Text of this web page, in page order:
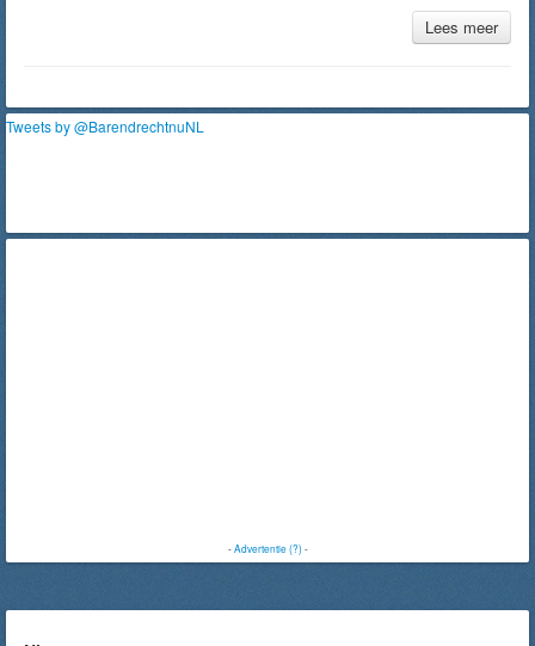
Lees meer
Tweets by @BarendrechtnuNL
-Advertentie (?)-